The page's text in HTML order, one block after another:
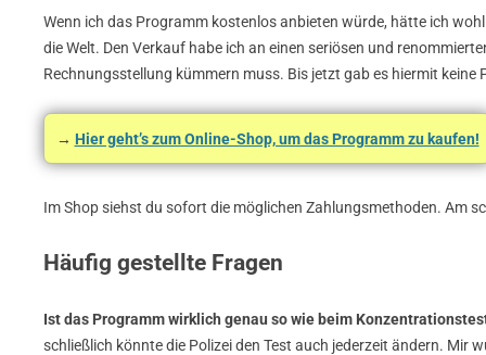
Wenn ich das Programm kostenlos anbieten würde, hätte ich
die Welt. Den Verkauf habe ich an einen seriösen und
Rechnungsstellung kümmern muss. Bis jetzt gab es hiermit keine
→ Hier geht’s zum Online-Shop, um das Programm zu kaufen!
Im Shop siehst du sofort die möglichen Zahlungsmethoden. Am
Häufig gestellte Fragen
Ist das Programm wirklich genau so wie beim
schließlich könnte die Polizei den Test auch jederzeit ändern. Mir